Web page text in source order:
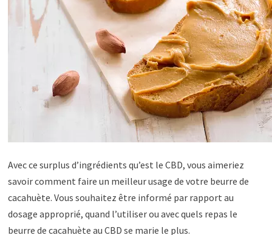
Avec ce surplus d’ingrédients qu’est le CBD, vous aimeriez
savoir comment faire un meilleur usage de votre beurre de
cacahuète. Vous souhaitez être informé par rapport au
dosage approprié, quand l’utiliser ou avec quels repas le
beurre de cacahuète au CBD se marie le plus.